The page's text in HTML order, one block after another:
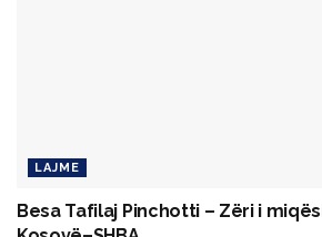
LAJME
Besa Tafilaj Pinchotti – Zëri i